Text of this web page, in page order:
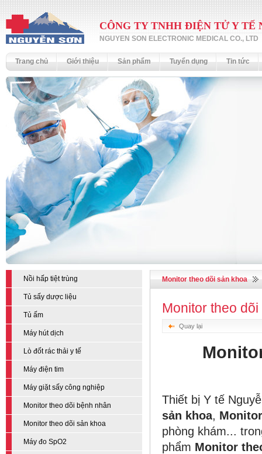
CÔNG TY TNHH ĐIỆN TỬ Y TẾ
NGUYEN SON ELECTRONIC MEDICAL CO., LTD
Trang chủ Giới thiệu Sản phẩm Tuyển dụng Tin tức
Nồi hấp tiệt trùng
Tủ sấy dược liệu
Tủ ấm
Máy hút dịch
Lò đốt rác thải y tế
Máy điện tim
Máy giặt sấy công nghiệp
Monitor theo dõi bệnh nhân
Monitor theo dõi sản khoa
Máy đo SpO2
Monitor theo dõi sản khoa
Monitor theo
Quay lại
Thiết bị Y tế
sản khoa,
phòng khám...
phẩm Monitor